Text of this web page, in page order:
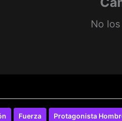
No
Fuerza Protagonista